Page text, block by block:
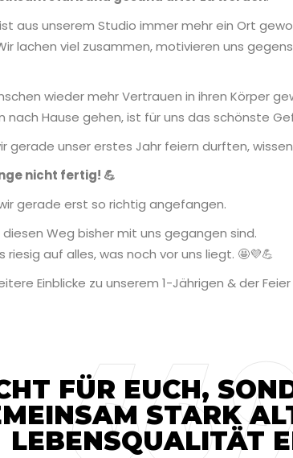
aus unserem Studio immer mehr ein Ort
lachen viel zusammen, motivieren uns
wieder mehr Vertrauen in ihren Körper
nach Hause gehen, ist für uns das schönste
gerade unser erstes Jahr feiern durften,
nicht fertig! 💪
gerade erst so richtig angefangen.
diesen Weg bisher mit uns gegangen sind.
riesig auf alles, was noch vor uns liegt. 🤩💜💪
Einblicke zu unserem 1-Jährigen & der
FÜR EUCH,
STARK
LEBENSQUALITÄT